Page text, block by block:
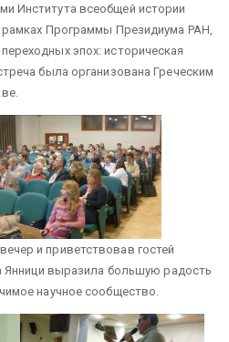
Института всеобщей истории
рамках Программы Президиума РАН,
эпох: историческая
была организована Греческим
и приветствовав гостей
Янници выразила большую радость
научное сообщество.